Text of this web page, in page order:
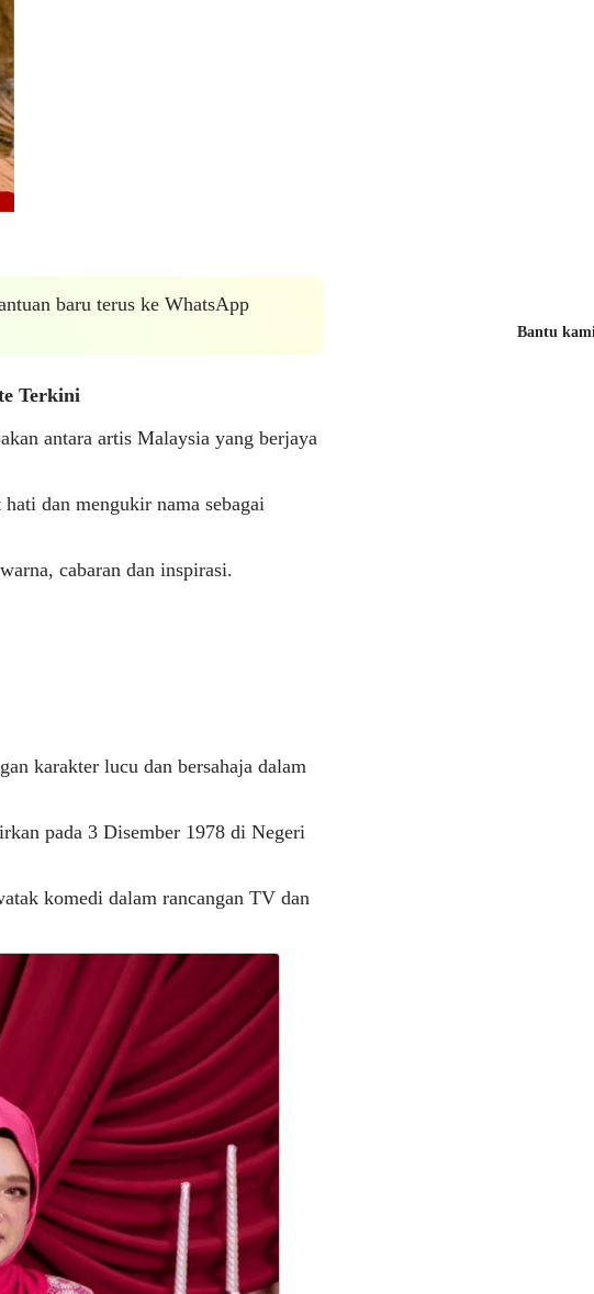
baru terus ke WhatsApp
Terkini
antara artis Malaysia yang berjaya
dan mengukir nama sebagai
cabaran dan inspirasi.
karakter lucu dan bersahaja dalam
pada 3 Disember 1978 di Negeri
komedi dalam rancangan TV dan
Bantu